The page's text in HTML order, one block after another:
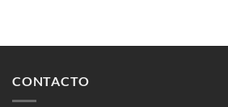
CONTACTO